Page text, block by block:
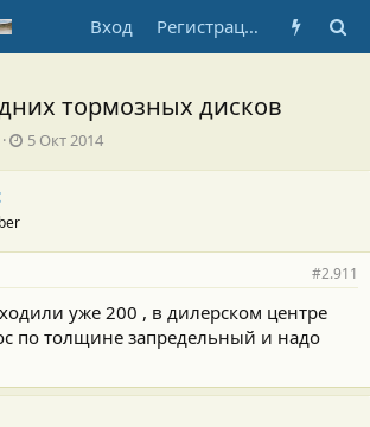
Вход Регистрация
тормозных дисков
Д
а
л
а
5 Окт 2014
#2.911
уже 200 , в дилерском центре
по толщине запредельный и надо